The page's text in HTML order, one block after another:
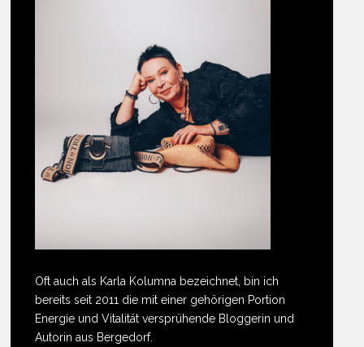
Oft auch als Karla Kolumna bezeichnet, bin ich
bereits seit 2011 die mit einer gehörigen Portion
Energie und Vitalität versprühende Bloggerin und
Autorin aus Bergedorf.